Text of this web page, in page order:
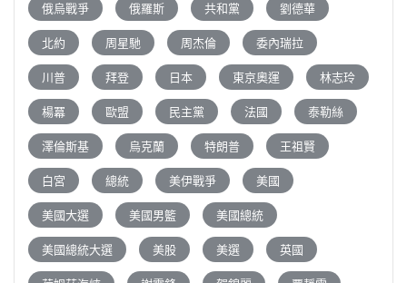
俄烏戰爭 俄羅斯 共和黨 劉德華
北約 周星馳 周杰倫 委內瑞拉
川普 拜登 日本 東京奧運 林志玲
楊冪 歐盟 民主黨 法國 泰勒絲
澤倫斯基 烏克蘭 特朗普 王祖賢
白宮 總統 美伊戰爭 美國
美國大選 美國男籃 美國總統
美國總統大選 美股 美選 英國